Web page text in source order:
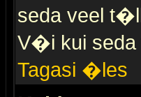
seda veel
V�i kui
Tagasi �les